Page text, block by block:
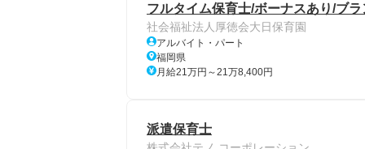
フルタイム保育士/ボーナスあり/ブラ
社会福祉法人厚徳会大日保育園
アルバイト・パート
福岡県
月給21万円～21万8,400円
派遣保育士